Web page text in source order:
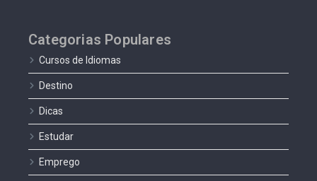
Categorias Populares
Cursos de Idiomas
Destino
Dicas
Estudar
Emprego